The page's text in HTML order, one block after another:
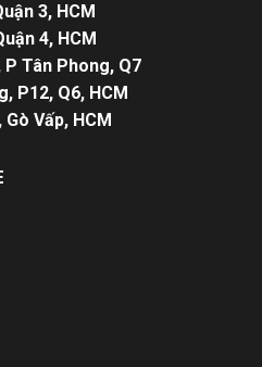
3, HCM
4, HCM
Tân Phong, Q7
P12, Q6, HCM
Vấp, HCM